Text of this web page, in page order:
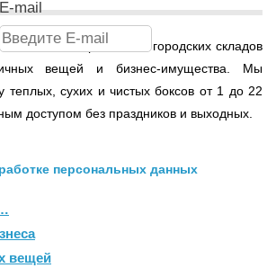
E-mail
- это сеть современных городских складов
вещей и бизнес-имущества. Мы
теплых, сухих и чистых боксов от 1 до 22
доступом без праздников и выходных.
персональных данных
вещей